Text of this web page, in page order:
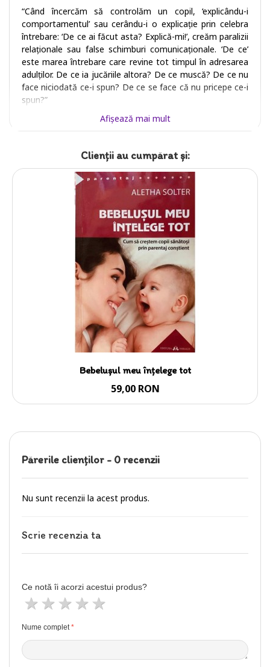
“Când încercăm să controlăm un copil, ‘explicându-i
comportamentul’ sau cerându-i o explicație prin celebra
întrebare: ‘De ce ai făcut asta? Explică-mi!’, creăm paralizii
relaționale sau false schimburi comunicaționale. ‘De ce’
este marea întrebare care revine tot timpul în adresarea
adulților. De ce ia jucăriile altora? De ce muscă? De ce nu
face niciodată ce-i spun? De ce se face că nu pricepe ce-i
spun?”
Afişează mai mult
Clienții au cumpărat şi:
Bebelușul meu înțelege tot
59,00 RON
Părerile clienţilor - 0 recenzii
Nu sunt recenzii la acest produs.
Scrie recenzia ta
Ce notă îi acorzi acestui produs?
4 stele
3 stele
2 stele
1 stea
Nume complet